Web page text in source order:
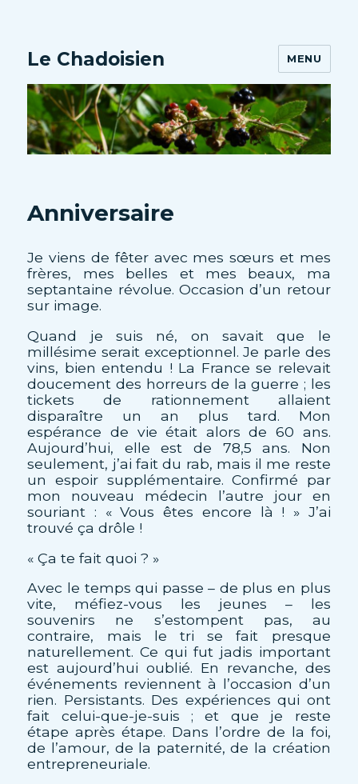
Le Chadoisien MENU
Anniversaire
Je viens de fêter avec mes sœurs et mes
frères, mes belles et mes beaux, ma
septantaine révolue. Occasion d’un retour
sur image.
Quand je suis né, on savait que le
millésime serait exceptionnel. Je parle des
vins, bien entendu ! La France se relevait
doucement des horreurs de la guerre ; les
tickets de rationnement allaient
disparaître un an plus tard. Mon
espérance de vie était alors de 60 ans.
Aujourd’hui, elle est de 78,5 ans. Non
seulement, j’ai fait du rab, mais il me reste
un espoir supplémentaire. Confirmé par
mon nouveau médecin l’autre jour en
souriant : « Vous êtes encore là ! » J’ai
trouvé ça drôle !
« Ça te fait quoi ? »
Avec le temps qui passe – de plus en plus
vite, méfiez-vous les jeunes – les
souvenirs ne s’estompent pas, au
contraire, mais le tri se fait presque
naturellement. Ce qui fut jadis important
est aujourd’hui oublié. En revanche, des
événements reviennent à l’occasion d’un
rien. Persistants. Des expériences qui ont
fait celui-que-je-suis ; et que je reste
étape après étape. Dans l’ordre de la foi,
de l’amour, de la paternité, de la création
entrepreneuriale.